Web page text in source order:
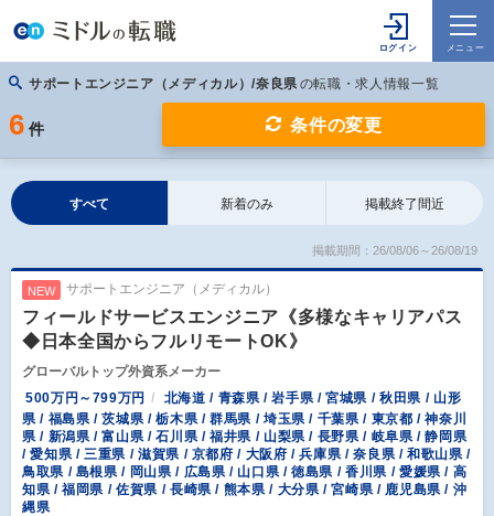
サポートエンジニア（メディカル）/奈良県 の転職・求人情報一覧
6 件 条件の変更
すべて 新着のみ 掲載終了間近
掲載期間：26/08/06～26/08/19
NEW サポートエンジニア（メディカル）
フィールドサービスエンジニア《多様なキャリアパス
◆日本全国からフルリモートOK》
グローバルトップ外資系メーカー
500万円～799万円
北海道 / 青森県 / 岩手県 / 宮城県 / 秋田県 / 山形
県 / 福島県 / 茨城県 / 栃木県 / 群馬県 / 埼玉県 / 千葉県 / 東京都 / 神奈川
県 / 新潟県 / 富山県 / 石川県 / 福井県 / 山梨県 / 長野県 / 岐阜県 / 静岡県
/ 愛知県 / 三重県 / 滋賀県 / 京都府 / 大阪府 / 兵庫県 / 奈良県 / 和歌山県 /
鳥取県 / 島根県 / 岡山県 / 広島県 / 山口県 / 徳島県 / 香川県 / 愛媛県 / 高
知県 / 福岡県 / 佐賀県 / 長崎県 / 熊本県 / 大分県 / 宮崎県 / 鹿児島県 / 沖
縄県